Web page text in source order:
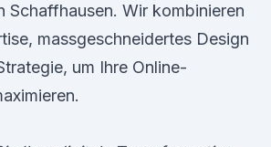
Schaffhausen. Wir kombinieren
massgeschneidertes Design
um Ihre Online-